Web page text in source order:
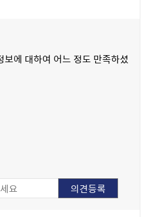
에 대하여 어느 정도 만족하셨